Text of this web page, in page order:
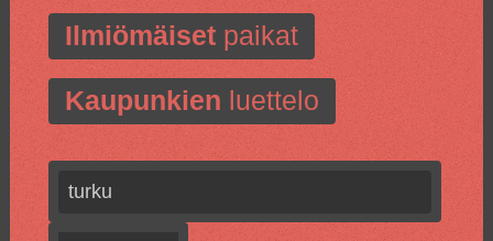
Ilmiömäisetpaikat
Kaupunkien luettelo